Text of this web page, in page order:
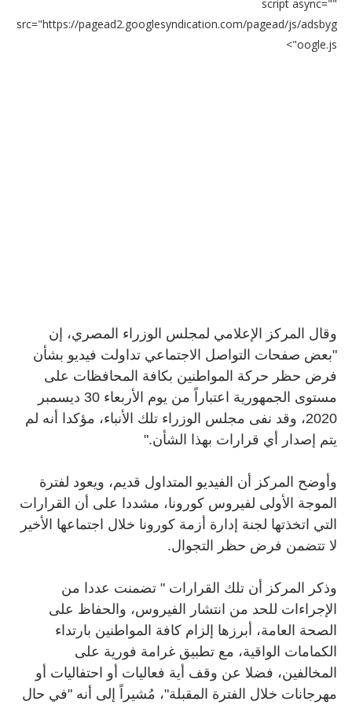
script async=""
src="https://pagead2.googlesyndication.com/pagead/js/adsbyg
oogle.js">
وقال المركز الإعلامي لمجلس الوزراء المصري، إن
"بعض صفحات التواصل الاجتماعي تداولت فيديو بشأن
فرض حظر حركة المواطنين بكافة المحافظات على
مستوى الجمهورية اعتباراً من يوم الأربعاء 30 ديسمبر
2020، وقد نفى مجلس الوزراء تلك الأنباء، مؤكدا أنه لم
يتم إصدار أي قرارات بهذا الشأن".
وأوضح المركز أن الفيديو المتداول قديم، ويعود لفترة
الموجة الأولى لفيروس كورونا، مشددا على أن القرارات
التي اتخذتها لجنة إدارة أزمة كورونا خلال اجتماعها الأخير
لا تتضمن فرض حظر التجوال.
وذكر المركز أن تلك القرارات " تضمنت عددا من
الإجراءات للحد من انتشار الفيروس، والحفاظ على
الصحة العامة، أبرزها إلزام كافة المواطنين بارتداء
الكمامات الواقية، مع تطبيق غرامة فورية على
المخالفين، فضلا عن وقف أية فعاليات أو احتفاليات أو
مهرجانات خلال الفترة المقبلة"، مُشيراً إلى أنه "في حال